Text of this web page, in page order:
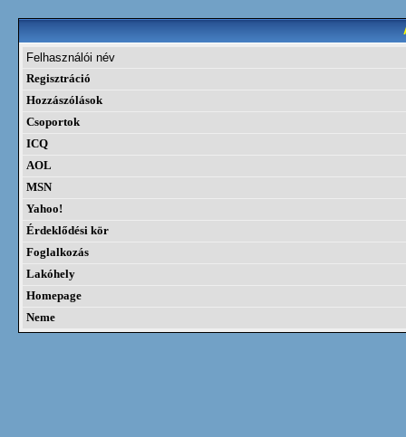
Felhasználói név
Regisztráció
Hozzászólások
Csoportok
ICQ
AOL
MSN
Yahoo!
Érdeklődési kör
Foglalkozás
Lakóhely
Homepage
Neme